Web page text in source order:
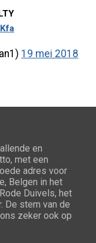
19 mei 2018
en
met een
adres voor
Belgen in het
Duivels, het
De stem van de
zeker ook op